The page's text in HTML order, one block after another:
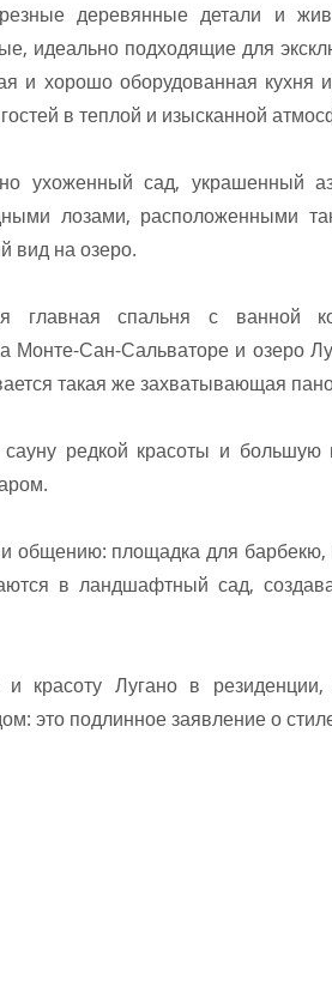
деревянные детали и
идеально подходящие для
и хорошо оборудованная кухня
в теплой и изысканной
ухоженный сад, украшенный
лозами, расположенными
вид на озеро.
главная спальня с ванной
Монте-Сан-Сальваторе и озеро
такая же захватывающая
редкой красоты и большую
общению: площадка для барбекю,
в ландшафтный сад,
красоту Лугано в резиденции,
это подлинное заявление о